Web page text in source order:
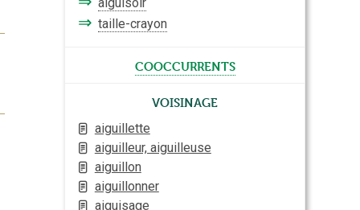
⇒ taille-crayon
cooccurrents
Voisinage
aiguillette
aiguilleur, aiguilleuse
aiguillon
aiguillonner
aiguisage